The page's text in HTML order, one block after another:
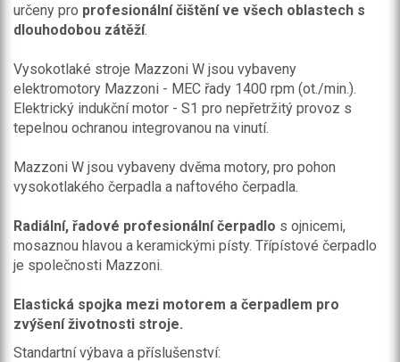
určeny pro profesionální čištění ve všech oblastech s
dlouhodobou zátěží.
Vysokotlaké stroje Mazzoni W jsou vybaveny
elektromotory Mazzoni - MEC řady 1400 rpm (ot./min.).
Elektrický indukční motor - S1 pro nepřetržitý provoz s
tepelnou ochranou integrovanou na vinutí.
Mazzoni W jsou vybaveny dvěma motory, pro pohon
vysokotlakého čerpadla a naftového čerpadla.
Radiální, řadové profesionální čerpadlo s ojnicemi,
mosaznou hlavou a keramickými písty. Třípístové čerpadlo
je společnosti Mazzoni.
Elastická spojka mezi motorem a čerpadlem pro
zvýšení životnosti stroje.
Standartní výbava a příslušenství: